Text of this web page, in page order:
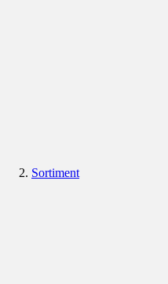
Sortiment